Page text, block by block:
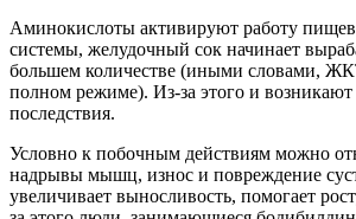
Аминокислоты активируют работу
системы, желудочный сок начинает
большем количестве (иными словами,
полном режиме). Из-за этого и
последствия.
Условно к побочным действиям можно
надрывы мышц, износ и повреждение
увеличивает выносливость, помогает